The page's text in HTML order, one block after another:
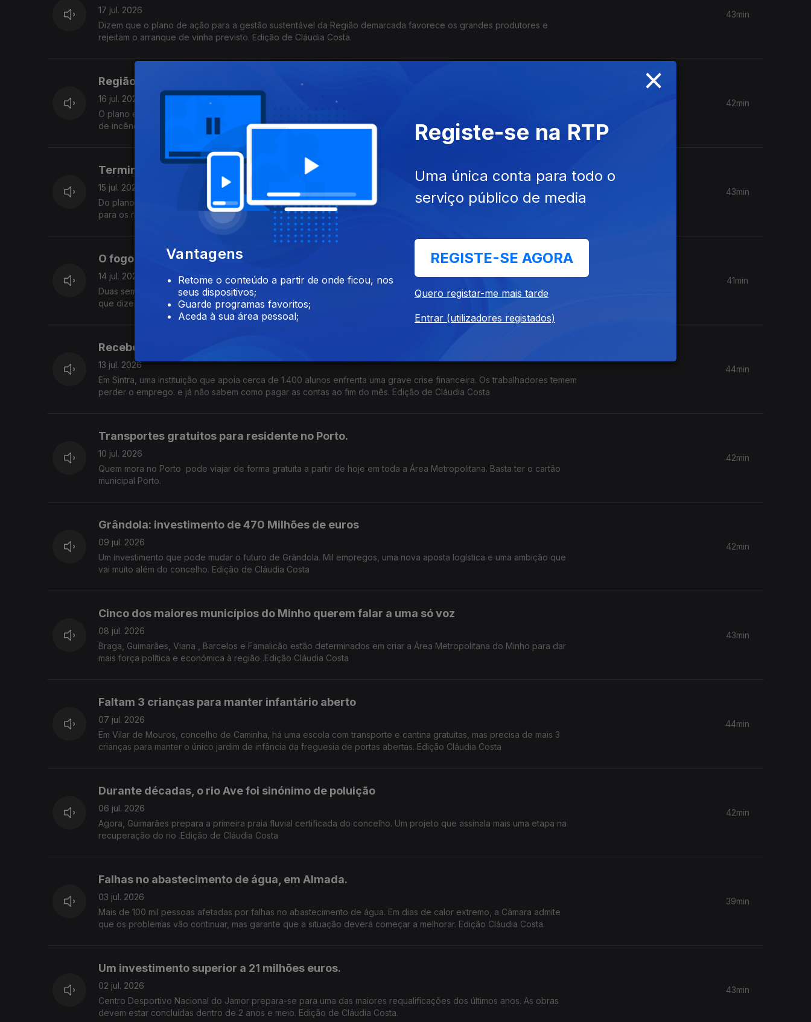
17 jul. 2026
Dizem que o plano de ação para a gestão sustentável da Região demarcada favorece os grandes produtores e
rejeitam o arranque de vinha previsto. Edição de Cláudia Costa.
43min
Região do Cávado investe 88 Milhões na prevenção de incêndios.
16 jul. 2026
O plano estratégico acaba de receber luz verde e prevê intervenções em seis municípios . O objetivo é reduzir o risco
de incêndio, gerir melhor a paisagem e proteger as populações .Edição Cláudia Costa
42min
Termina hoje a consulta pública
15 jul. 2026
Do plano que pode acelerar a instalação de centrais eólicas e solares em Portugal. Autarquias e ambientalistas alertam
para os riscos da proposta e pedem uma revisão do documento. Edição Cláudia Costa
43min
O fogo passou mas as dificuldades ficaram
14 jul. 2026
Duas semanas depois do grande incêndio que devastou parte dos concelhos de Vouzela e Águeda, há moradores
que dizem ter sido esquecidos e reclamam apoios urgentes. Edição de Cláudia Costa
41min
Receber apenas 40% do salário sem saber o que acontece amanhã
13 jul. 2026
Em Sintra, uma instituição que apoia cerca de 1.400 alunos enfrenta uma grave crise financeira. Os trabalhadores temem
perder o emprego. e já não sabem como pagar as contas ao fim do mês. Edição de Cláudia Costa
44min
Transportes gratuitos para residente no Porto.
10 jul. 2026
Quem mora no Porto pode viajar de forma gratuita a partir de hoje em toda a Área Metropolitana. Basta ter o cartão
municipal Porto.
42min
Grândola: investimento de 470 Milhões de euros
09 jul. 2026
Um investimento que pode mudar o futuro de Grândola. Mil empregos, uma nova aposta logística e uma ambição que
vai muito além do concelho. Edição de Cláudia Costa
42min
Cinco dos maiores municípios do Minho querem falar a uma só voz
08 jul. 2026
Braga, Guimarães, Viana , Barcelos e Famalicão estão determinados em criar a Área Metropolitana do Minho para dar
mais força política e económica à região .Edição Cláudia Costa
43min
Faltam 3 crianças para manter infantário aberto
07 jul. 2026
Em Vilar de Mouros, concelho de Caminha, há uma escola com transporte e cantina gratuitas, mas precisa de mais 3
crianças para manter o único jardim de infância da freguesia de portas abertas. Edição Cláudia Costa
44min
Durante décadas, o rio Ave foi sinónimo de poluição
06 jul. 2026
Agora, Guimarães prepara a primeira praia fluvial certificada do concelho. Um projeto que assinala mais uma etapa na
recuperação do rio .Edição de Cláudia Costa
42min
Falhas no abastecimento de água, em Almada.
03 jul. 2026
Mais de 100 mil pessoas afetadas por falhas no abastecimento de água. Em dias de calor extremo, a Câmara admite
que os problemas vão continuar, mas garante que a situação deverá começar a melhorar. Edição Cláudia Costa.
39min
Um investimento superior a 21 milhões euros.
02 jul. 2026
Centro Desportivo Nacional do Jamor prepara-se para uma das maiores requalificações dos últimos anos. As obras
devem estar concluídas dentro de 2 anos e meio. Edição de Cláudia Costa.
43min
×
Vantagens
Retome o conteúdo a partir de onde ficou, nos
seus dispositivos;
Guarde programas favoritos;
Aceda à sua área pessoal;
Registe-se na RTP
Uma única conta para todo o
serviço público de media
REGISTE-SE AGORA
Quero registar-me mais tarde
Entrar (utilizadores registados)